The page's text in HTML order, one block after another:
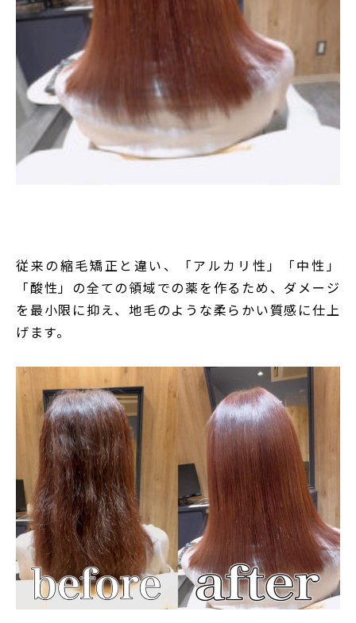
従来の縮毛矯正と違い、「アルカリ性」「中性」
「酸性」の全ての領域での薬を作るため、ダメージ
を最小限に抑え、地毛のような柔らかい質感に仕上
げます。